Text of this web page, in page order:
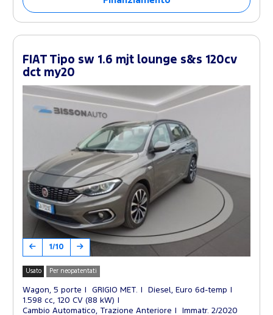
FIAT Tipo sw 1.6 mjt lounge s&s 120cv
dct my20
1/10
Usato Per neopatentati
Wagon, 5 porte GRIGIO MET.
Diesel, Euro 6d-temp
1.598 cc, 120 CV (88 kW)
Cambio Automatico, Trazione Anteriore
Immatr. 2/2020